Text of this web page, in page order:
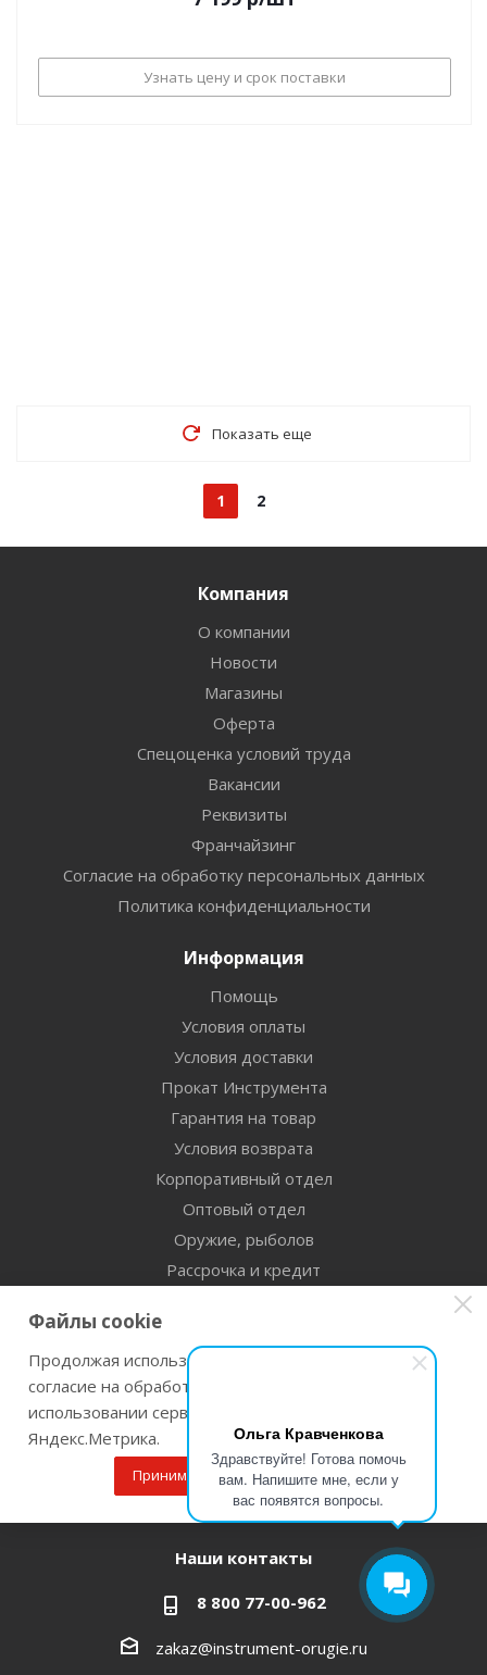
Ольга Кравченкова
Здравствуйте! Готова помочь
вам. Напишите мне, если у
вас появятся вопросы.
Узнать цену и срок поставки
Показать еще
1 2
Компания
О компании
Новости
Магазины
Оферта
Спецоценка условий труда
Вакансии
Реквизиты
Франчайзинг
Согласие на обработку персональных данных
Политика конфиденциальности
Информация
Помощь
Условия оплаты
Условия доставки
Прокат Инструмента
Гарантия на товар
Условия возврата
Корпоративный отдел
Оптовый отдел
Оружие, рыболов
Рассрочка и кредит
Помощь
Оставайтесь на связи
Наши контакты
8 800 77-00-962
zakaz@instrument-orugie.ru
Файлы cookie
Продолжая использовать наш сайт Вы даете
согласие на обработку файлов cookie и
использовании сервисов веб-аналитики
Яндекс.Метрика.
Принимаю Подробнее